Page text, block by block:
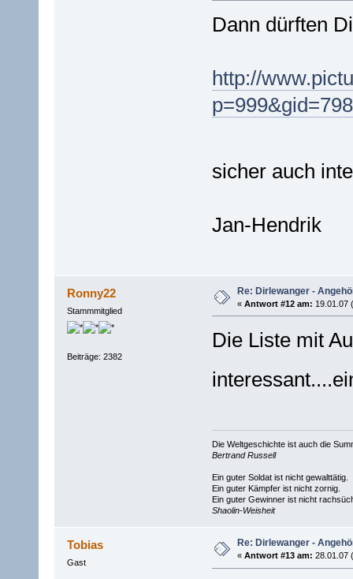
Dann dürften
http://
sicher auch
Jan-Hendrik
Ronny22
Stammmitglied
Beiträge: 2382
Re: Dirlewanger -
« Antwort #12 am: 19.01.07
Die Liste mit
Die Weltgeschichte ist auch die
Bertrand Russell
Ein guter Soldat ist nicht gewalttätig.
Ein guter Kämpfer ist nicht zornig.
Ein guter Gewinner ist nicht
Shaolin-Weisheit
Tobias
Gast
Re: Dirlewanger -
« Antwort #13 am: 28.01.07